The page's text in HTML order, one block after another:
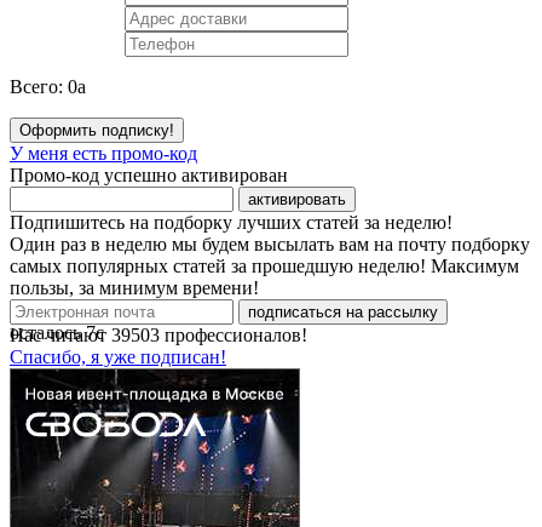
Всего: 0a
Оформить подписку!
У меня есть промо-код
Промо-код успешно активирован
активировать
Подпишитесь на подборку лучших статей за неделю!
Один раз в неделю мы будем высылать вам на почту подборку
самых популярных статей за прошедшую неделю! Максимум
пользы, за минимум времени!
подписаться на рассылку
Нас читают 39503 профессионалов!
Спасибо, я уже подписан!
осталось7с